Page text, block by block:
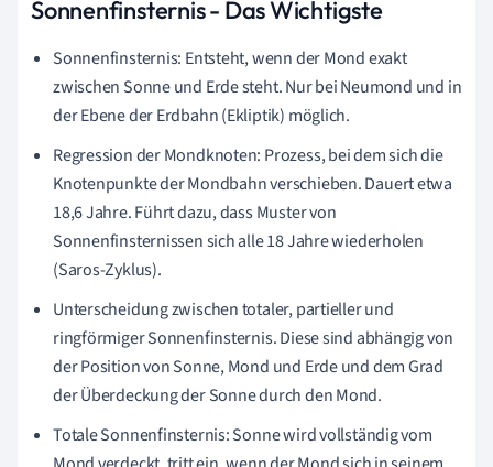
Sonnenfinsternis - Das Wichtigste
Sonnenfinsternis: Entsteht, wenn der Mond exakt
zwischen Sonne und Erde steht. Nur bei Neumond und in
der Ebene der Erdbahn (Ekliptik) möglich.
Regression der Mondknoten: Prozess, bei dem sich die
Knotenpunkte der Mondbahn verschieben. Dauert etwa
18,6 Jahre. Führt dazu, dass Muster von
Sonnenfinsternissen sich alle 18 Jahre wiederholen
(Saros-Zyklus).
Unterscheidung zwischen totaler, partieller und
ringförmiger Sonnenfinsternis. Diese sind abhängig von
der Position von Sonne, Mond und Erde und dem Grad
der Überdeckung der Sonne durch den Mond.
Totale Sonnenfinsternis: Sonne wird vollständig vom